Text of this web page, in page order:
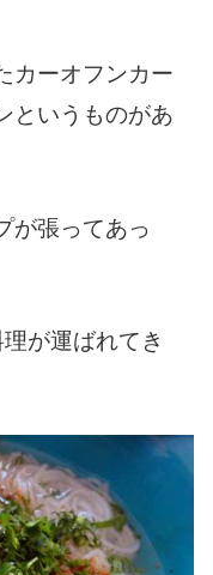
カーオフンカー
というものがあ
が張ってあっ
が運ばれてき